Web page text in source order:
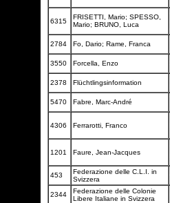
6315
FRISETTI, Mario; SPESSO,
Mario; BRUNO, Luca
2784 Fo, Dario; Rame, Franca
3550 Forcella, Enzo
2378 Flüchtlingsinformation
5470
Fabre, Marc-André
4306 Ferrarotti, Franco
1201 Faure, Jean-Jacques
453
Federazione delle C.L.I. in
Svizzera
2344
Federazione delle Colonie
Libere Italiane in Svizzera